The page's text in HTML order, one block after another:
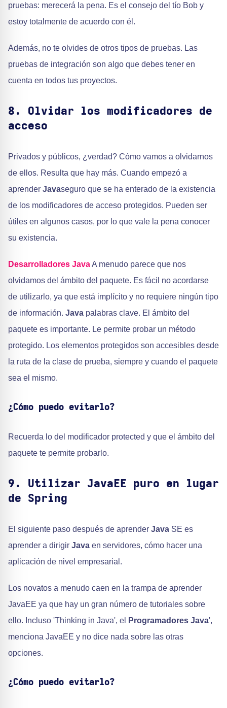
pruebas: merecerá la pena. Es el consejo del tío Bob y
estoy totalmente de acuerdo con él.
Además, no te olvides de otros tipos de pruebas. Las
pruebas de integración son algo que debes tener en
cuenta en todos tus proyectos.
8. Olvidar los modificadores de
acceso
Privados y públicos, ¿verdad? Cómo vamos a olvidarnos
de ellos. Resulta que hay más. Cuando empezó a
aprender Javaseguro que se ha enterado de la existencia
de los modificadores de acceso protegidos. Pueden ser
útiles en algunos casos, por lo que vale la pena conocer
su existencia.
Desarrolladores JavaA menudo parece que nos
olvidamos del ámbito del paquete. Es fácil no acordarse
de utilizarlo, ya que está implícito y no requiere ningún tipo
de información. Java palabras clave. El ámbito del
paquete es importante. Le permite probar un método
protegido. Los elementos protegidos son accesibles desde
la ruta de la clase de prueba, siempre y cuando el paquete
sea el mismo.
¿Cómo puedo evitarlo?
Recuerda lo del modificador protected y que el ámbito del
paquete te permite probarlo.
9. Utilizar JavaEE puro en lugar
de Spring
El siguiente paso después de aprender Java SE es
aprender a dirigir Java en servidores, cómo hacer una
aplicación de nivel empresarial.
Los novatos a menudo caen en la trampa de aprender
JavaEE ya que hay un gran número de tutoriales sobre
ello. Incluso 'Thinking in Java', el
Programadores Java',
menciona JavaEE y no dice nada sobre las otras
opciones.
¿Cómo puedo evitarlo?